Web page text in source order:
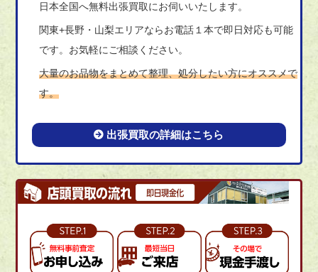
日本全国へ無料出張買取にお伺いいたします。
関東+長野・山梨エリアならお電話１本で即日対応も可能
です。お気軽にご相談ください。
大量のお品物をまとめて整理、処分したい方にオススメで
す。
出張買取の詳細はこちら